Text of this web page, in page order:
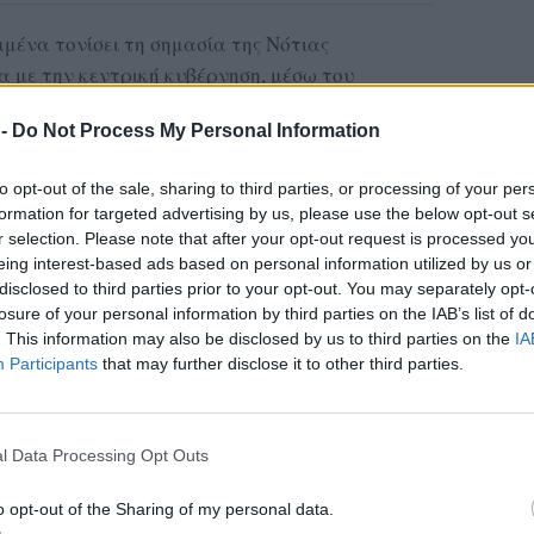
Do Not Process My Personal Information
opt-out of the sale, sharing to third parties, or processing of your
for targeted advertising by us, please use the below opt-out
selection. Please note that after your opt-out request is processed
interest-based ads based on personal information utilized by us
to third parties prior to your opt-out. You may separately
of your personal information by third parties on the IAB’s list of
This information may also be disclosed by us to third parties on the
Participants that may further disclose it to other third parties.
Data Processing Opt Outs
opt-out of the Sharing of my personal data.
τονίσει τη σημασία της Νότιας
την κεντρική κυβέρνηση, μέσω του
για την προώθηση του έργου. Κατά
αναμένεται να συζητήσουν τη
και τις τεχνικές λεπτομέρειες του έργου,
για την ολοκλήρωσή του.
Χαράλαμπου Αθανασίου, υπογραμμίζει την
και την ανάγκη συνεργασίας σε όλα τα
που θα βελτιώσουν την καθημερινότητα
αναμένεται με ενδιαφέρον, καθώς η Νότια
ένα από τα πιο φιλόδοξα και αναγκαία έργα
Αιγαίου.
στα αποτελέσματα αναζήτησης